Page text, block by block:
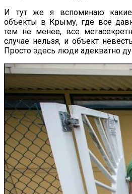
И тут же я вспоминаю
объекты в Крыму, где все
тем не менее, все
случае нельзя, и объект
Просто здесь люди адекватно